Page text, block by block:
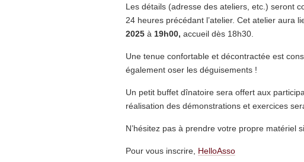
Les détails (adresse des ateliers, etc.) seront
24 heures précédant l’atelier. Cet atelier aura
2025 à 19h00, accueil dès 18h30.
Une tenue confortable et décontractée est
également oser les déguisements !
Un petit buffet dînatoire sera offert aux
réalisation des démonstrations et exercices
N’hésitez pas à prendre votre propre matériel
Pour vous inscrire, HelloAsso